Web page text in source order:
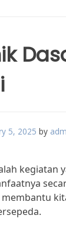
5, 2025 by
kegiatan